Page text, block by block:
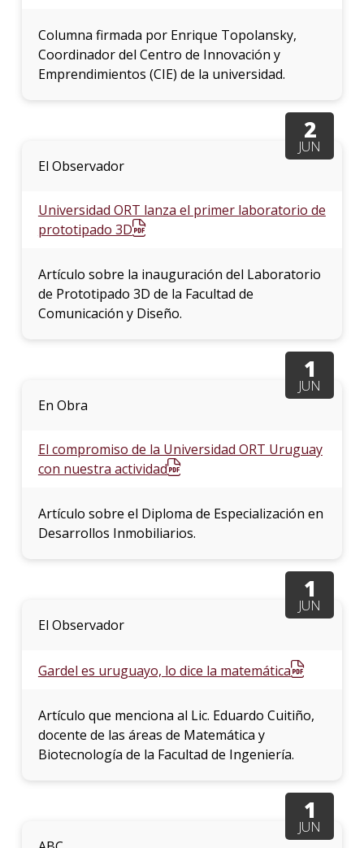
Columna firmada por Enrique Topolansky,
Coordinador del Centro de Innovación y
Emprendimientos (CIE) de la universidad.
2
JUN
El Observador
Universidad ORT lanza el primer laboratorio de
prototipado 3D
Artículo sobre la inauguración del Laboratorio
de Prototipado 3D de la Facultad de
Comunicación y Diseño.
1
JUN
En Obra
El compromiso de la Universidad ORT Uruguay
con nuestra actividad
Artículo sobre el Diploma de Especialización en
Desarrollos Inmobiliarios.
1
JUN
El Observador
Gardel es uruguayo, lo dice la matemática
Artículo que menciona al Lic. Eduardo Cuitiño,
docente de las áreas de Matemática y
Biotecnología de la Facultad de Ingeniería.
1
JUN